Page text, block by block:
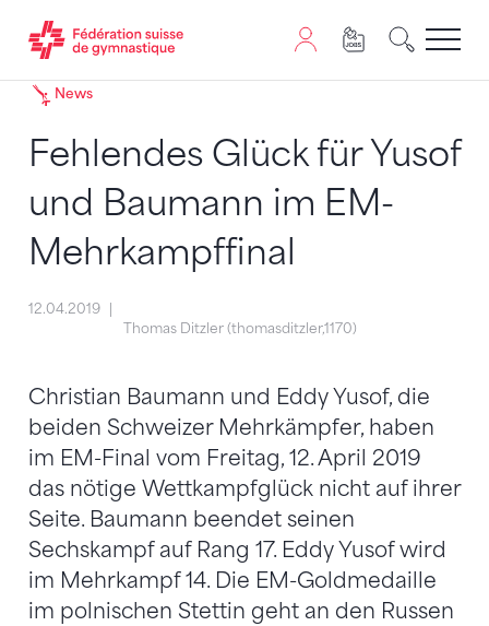
Passer au contenu
Naviguer vers le plan du siten
JavaScript est nécessaire pour naviguer sur ce site.
News
Fehlendes Glück für Yusof
und Baumann im EM-
Mehrkampffinal
12.04.2019
Thomas Ditzler (thomasditzler,1170)
Christian Baumann und Eddy Yusof, die
beiden Schweizer Mehrkämpfer, haben
im EM-Final vom Freitag, 12. April 2019
das nötige Wettkampfglück nicht auf ihrer
Seite. Baumann beendet seinen
Sechskampf auf Rang 17. Eddy Yusof wird
im Mehrkampf 14. Die EM-Goldmedaille
im polnischen Stettin geht an den Russen